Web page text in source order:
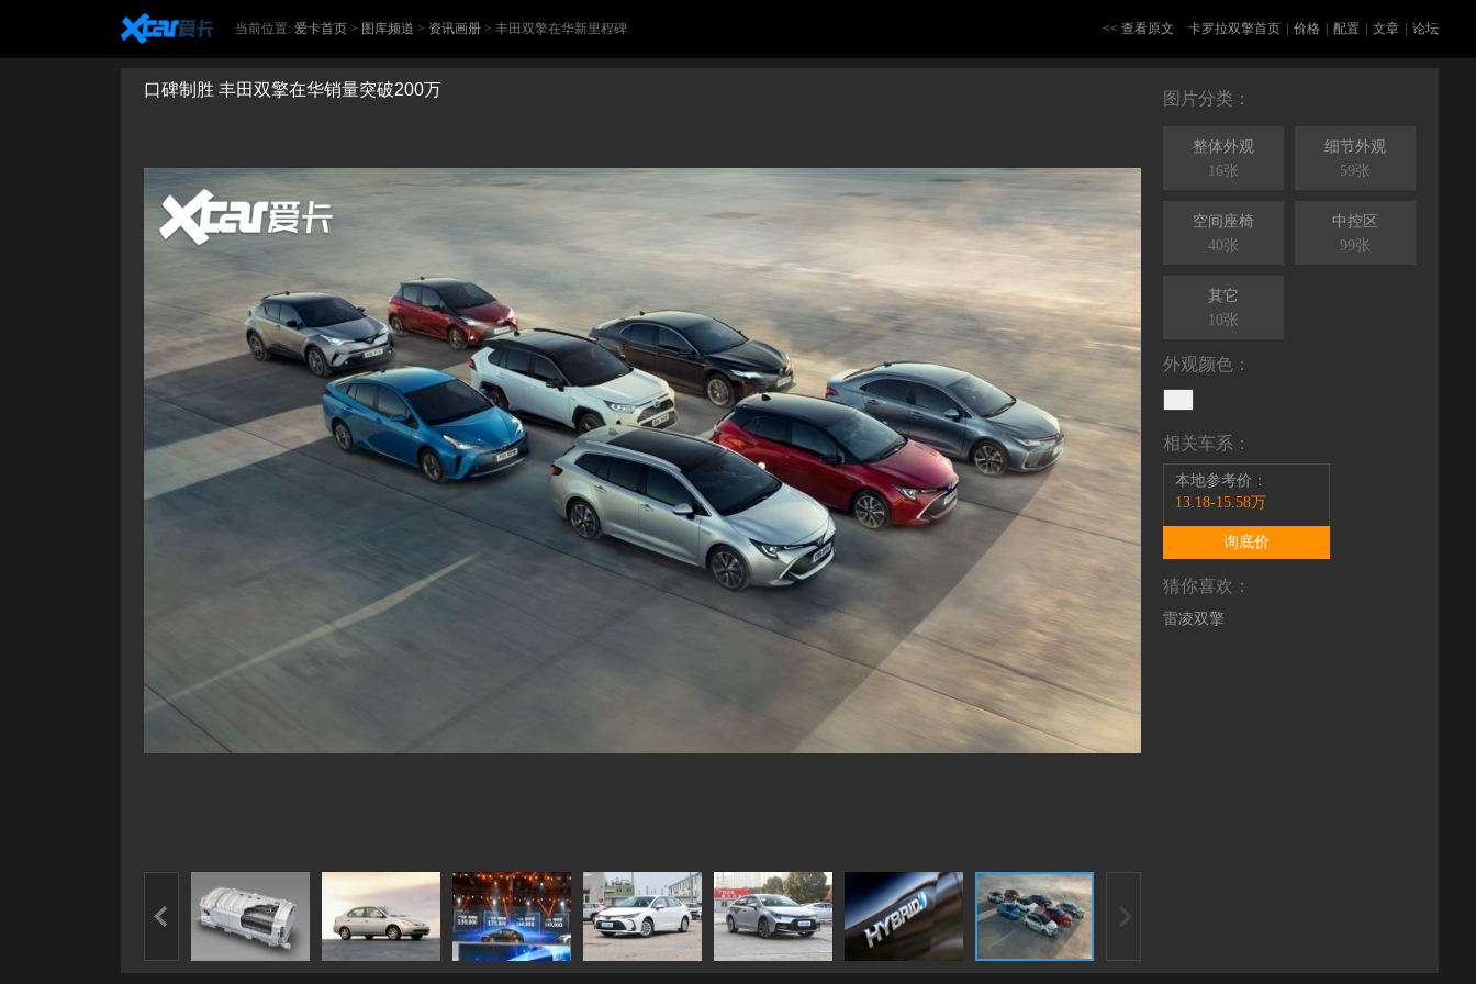
当前位置: 爱卡首页 > 图库频道 > 资讯画册 > 丰田双擎在华新里程碑 << 查看原文 卡罗拉双擎首页 价格 配置 文章 论坛
口碑制胜 丰田双擎在华销量突破200万 图片分类：
整体外观
16张
细节外观
59张
空间座椅
40张
中控区
99张
其它
10张
外观颜色：
相关车系：
本地参考价：
13.18-15.58万
询底价
猜你喜欢：
雷凌双擎